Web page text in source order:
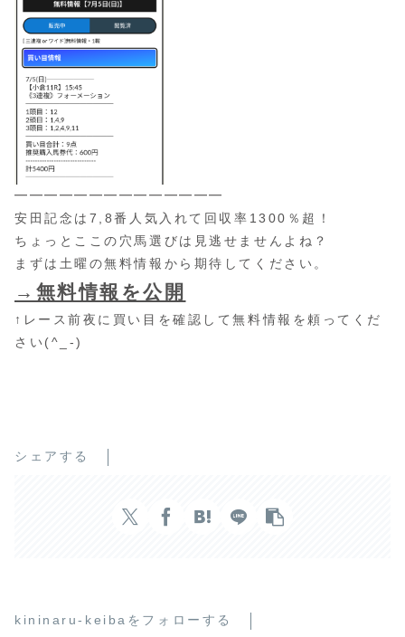
━━━━━━━━━━━━━━
安田記念は7,8番人気入れて回収率1300％超！
ちょっとここの穴馬選びは見逃せませんよね？
まずは土曜の無料情報から期待してください。
→無料情報を公開
↑レース前夜に買い目を確認して無料情報を頼ってくだ
さい(^_-)
シェアする
kininaru-keibaをフォローする